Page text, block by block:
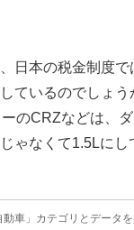
日本の税金制度で
ているのでしょう
のCRZなどは、
ゃなくて1.5Lにし
車」カテゴリとデータを